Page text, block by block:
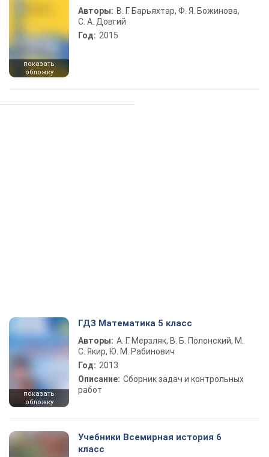
показать
обложку
Авторы: В. Г. Барьяхтар, Ф. Я. Божинова,
С. А. Довгий
Год: 2015
показать
обложку
ГДЗ Математика 5 класс
Авторы: А. Г. Мерзляк, В. Б. Полонский, М.
С. Якир, Ю. М. Рабинович
Год: 2013
Описание: Сборник задач и контрольных
работ
Учебники Всемирная история 6
класс